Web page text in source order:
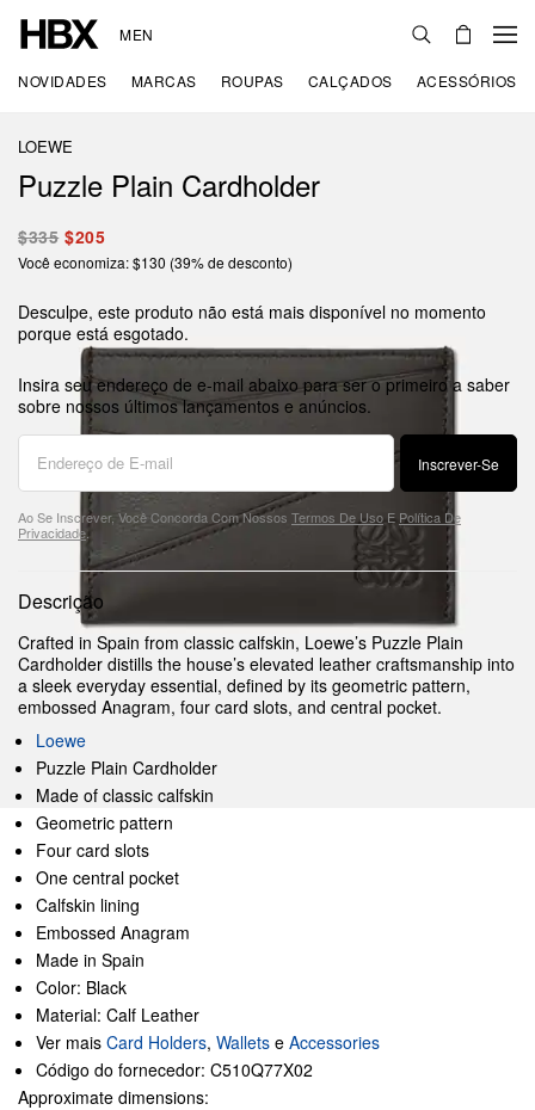
MEN
NOVIDADES MARCAS ROUPAS CALÇADOS ACESSÓRIOS
LOEWE
Puzzle Plain Cardholder
$335 $205
Você economiza: $130 (39% de desconto)
Desculpe, este produto não está mais disponível no momento
porque está esgotado.
Insira seu endereço de e-mail abaixo para ser o primeiro a saber
sobre nossos últimos lançamentos e anúncios.
Inscrever-Se
Ao Se Inscrever, Você Concorda Com Nossos Termos De Uso E Política De
Privacidade
Descrição
Crafted in Spain from classic calfskin, Loewe’s Puzzle Plain
Cardholder distills the house’s elevated leather craftsmanship into
a sleek everyday essential, defined by its geometric pattern,
embossed Anagram, four card slots, and central pocket.
Loewe
Puzzle Plain Cardholder
Made of classic calfskin
Geometric pattern
Four card slots
One central pocket
Calfskin lining
Embossed Anagram
Made in Spain
Color: Black
Material: Calf Leather
Ver mais Card Holders, Wallets e Accessories
Código do fornecedor: C510Q77X02
Approximate dimensions: